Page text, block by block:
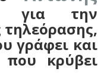
για την
γράφει και
που κρύβει